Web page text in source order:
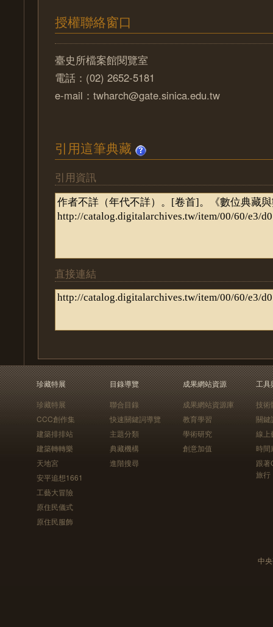
授權聯絡窗口
臺史所檔案館閱覽室
電話：(02) 2652-5181
e-mail：twharch@gate.sinica.edu.tw
引用這筆典藏
引用資訊
直接連結
珍藏特展
珍藏特展
CCC創作集
建築排排站
建築轉轉樂
天地宮
安平追想1661
工藝大冒險
原住民儀式
原住民服飾
目錄導覽
聯合目錄
快速關鍵詞導覽
主題分類
典藏機構
進階搜尋
成果網站資源
成果網站資源庫
教育學習
學術研究
創意加值
工具
技術
關鍵
線上
時間
跟
旅行
中